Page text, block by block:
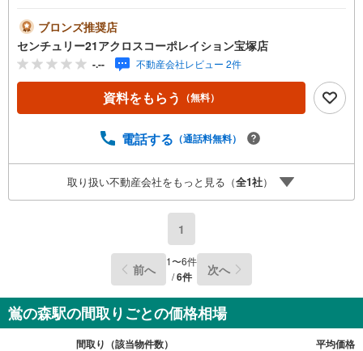
鉄「滝山」駅が徒歩圏内（約9分）で、川西能勢口駅へ出れ
ば梅田へのアクセスも良好。＝＝＝＝＝センチュリー21ア
クロスグループの3つの特徴＝＝＝＝＝＝■センチュリー21
グループで28年連続No.1（1997年～2024年兵庫地区仲介実
績） 西宮・尼崎・伊丹・宝塚にて8店舗展開中。阪神間で
の購入や売却は当店にお任せ下さい■お客様駐車場、キッズ
が、お車でのお越しも大歓迎です。 お子様連れでもご安
当店では2000万円台の新築戸建や、1000万円台の中古マン
ションを始め多数物件を取り扱っています。Yahoo！不動
産に掲載しきれない物件もご紹介できます。お気軽にお問
合せください。弊社ホームページへは「C21アクロス」で
ブロンズ推奨店
センチュリー21アクロスコーポレイション宝塚店
-.-- 不動産会社レビュー 2件
資料をもらう （無料）
電話する （通話料無料）
取り扱い不動産会社をもっと見る（全1社）
1
前へ 1〜6件
/6件 次へ
鴬の森駅の間取りごとの価格相場
間取り（該当物件数） 平均価格